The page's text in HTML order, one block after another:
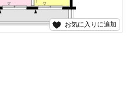
お気に入りに追加